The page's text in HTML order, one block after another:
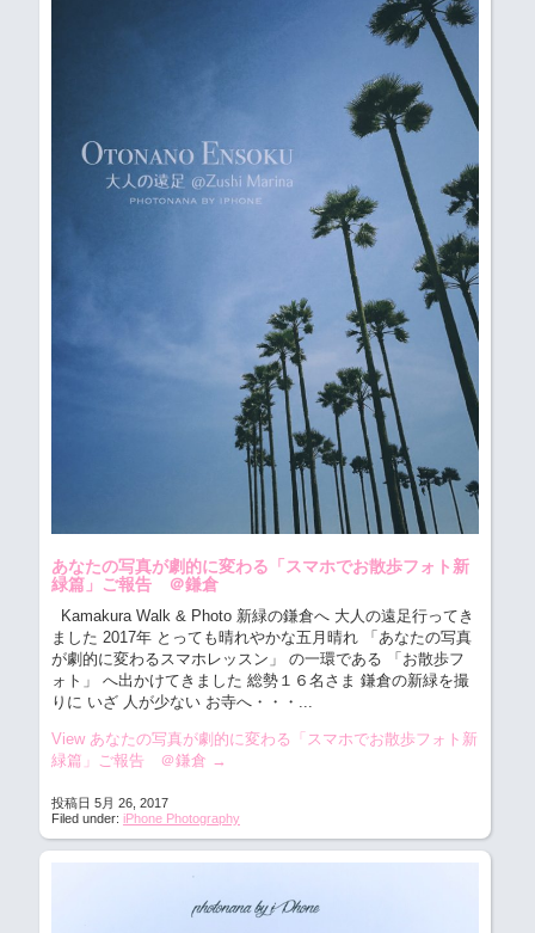
あなたの写真が劇的に変わる「スマホでお散歩フォト新
緑篇」ご報告 ＠鎌倉
Kamakura Walk & Photo 新緑の鎌倉へ 大人の遠足行ってき
ました 2017年 とっても晴れやかな五月晴れ 「あなたの写真
が劇的に変わるスマホレッスン」 の一環である 「お散歩フ
ォト」 へ出かけてきました 総勢１６名さま 鎌倉の新緑を撮
りに いざ 人が少ない お寺へ・・・...
View あなたの写真が劇的に変わる「スマホでお散歩フォト新
緑篇」ご報告 ＠鎌倉 →
投稿日 5月 26, 2017
Filed under: iPhone Photography